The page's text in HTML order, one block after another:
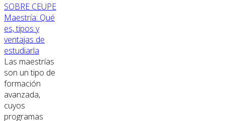
SOBRE CEUPE
Maestría: Qué
es, tipos y
ventajas de
estudiarla
Las maestrías
son un tipo de
formación
avanzada,
cuyos
programas